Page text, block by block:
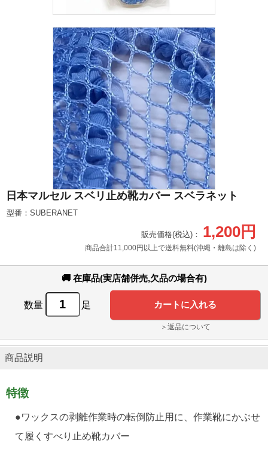
日本マルセル スベリ止め靴カバー スベラネット
型番：SUBERANET
販売価格(税込)： 1,200円
商品合計11,000円以上で送料無料(沖縄・離島は除く)
🚚 在庫品(実店舗併売,欠品の場合有)
数量 足
＞返品について
商品説明
特徴
●ワックスの剥離作業時の転倒防止用に、作業靴にかぶせ
て履くすべり止め靴カバー